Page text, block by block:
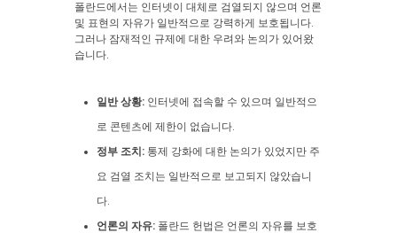
폴란드에서는 인터넷이 대체로 검열되지 않으며 언론
및 표현의 자유가 일반적으로 강력하게 보호됩니다.
그러나 잠재적인 규제에 대한 우려와 논의가 있어왔
습니다.
일반 상황: 인터넷에 접속할 수 있으며 일반적으
로 콘텐츠에 제한이 없습니다.
정부 조치: 통제 강화에 대한 논의가 있었지만 주
요 검열 조치는 일반적으로 보고되지 않았습니
다.
언론의 자유: 폴란드 헌법은 언론의 자유를 보호